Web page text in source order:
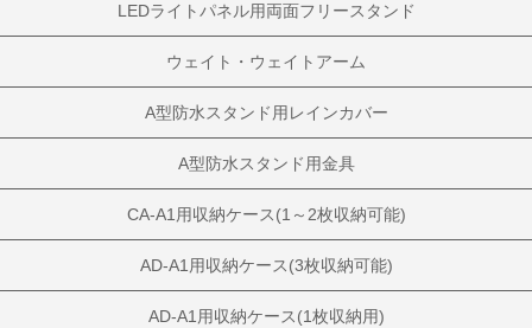
LEDライトパネル用両面フリースタンド
ウェイト・ウェイトアーム
A型防水スタンド用レインカバー
A型防水スタンド用金具
CA-A1用収納ケース(1～2枚収納可能)
AD-A1用収納ケース(3枚収納可能)
AD-A1用収納ケース(1枚収納用)